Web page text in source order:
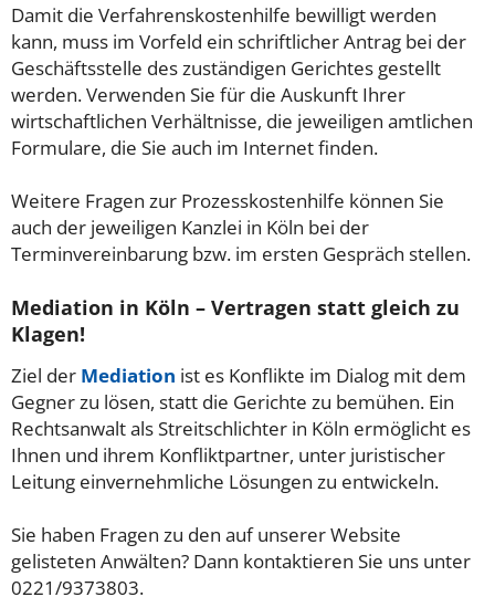
Damit die Verfahrenskostenhilfe bewilligt werden
kann, muss im Vorfeld ein schriftlicher Antrag bei der
Geschäftsstelle des zuständigen Gerichtes gestellt
werden. Verwenden Sie für die Auskunft Ihrer
wirtschaftlichen Verhältnisse, die jeweiligen amtlichen
Formulare, die Sie auch im Internet finden.
Weitere Fragen zur Prozesskostenhilfe können Sie
auch der jeweiligen Kanzlei in Köln bei der
Terminvereinbarung bzw. im ersten Gespräch stellen.
Mediation in Köln – Vertragen statt gleich zu
Klagen!
Ziel der Mediation ist es Konflikte im Dialog mit dem
Gegner zu lösen, statt die Gerichte zu bemühen. Ein
Rechtsanwalt als Streitschlichter in Köln ermöglicht es
Ihnen und ihrem Konfliktpartner, unter juristischer
Leitung einvernehmliche Lösungen zu entwickeln.
Sie haben Fragen zu den auf unserer Website
gelisteten Anwälten? Dann kontaktieren Sie uns unter
0221/9373803.